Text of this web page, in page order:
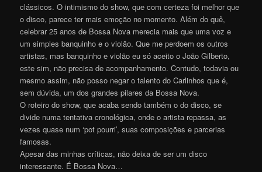
clássicos. O intimismo do show, que com certeza foi melhor que
o disco, parece ter mais emoção no momento. Além do quê,
celebrar 25 anos de Bossa Nova merecia mais que uma voz e
um simples banquinho e o violão. Que me perdoem os outros
artistas, mas banquinho e violão eu só aceito o João Gilberto,
este sim, não precisa de acompanhamento. Contudo, todavia ou
mesmo assim, não posso negar o talento do Carlinhos que é,
sem dúvida, um dos grandes pilares da Bossa Nova.
O roteiro do show, que acaba sendo também o do disco, se
divide numa tentativa cronológica, onde o artista repassa, as
vezes quase num ‘pot pourri’, suas composições e parcerias
famosas.
Apesar das minhas críticas, não deixa de ser um disco
interessante. É Bossa Nova…